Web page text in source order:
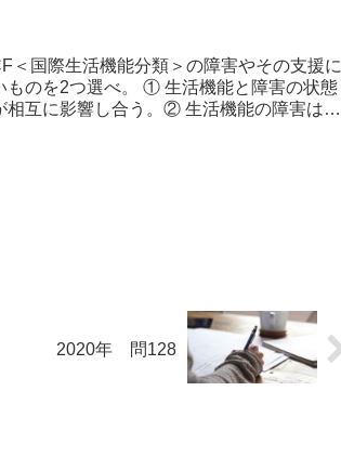
国際生活機能分類＞の障害やその支援に
ものを2つ選べ。 ① 生活機能と障害の状態
相互に影響し合う。② 生活機能の障害は、
2020年 問128